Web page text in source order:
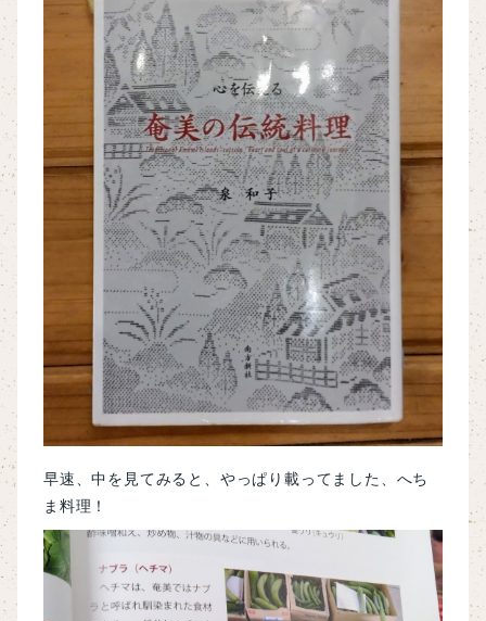
早速、中を見てみると、やっぱり載ってました、へち
ま料理！